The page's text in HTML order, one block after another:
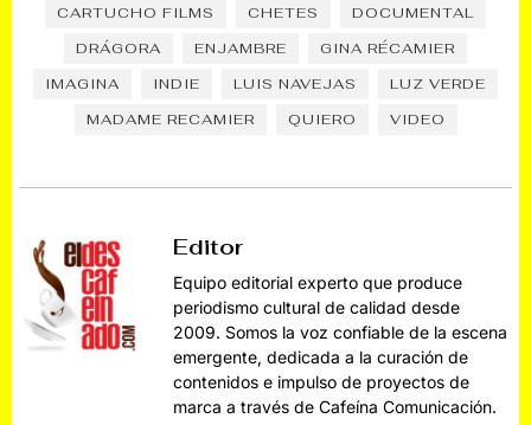
CARTUCHO FILMS CHETES
DOCUMENTAL
DRÁGORA
ENJAMBRE
GINA RÉCAMIER
IMAGINA
INDIE LUIS NAVEJAS
LUZ VERDE
MADAME RECAMIER
QUIERO VIDEO
Editor
Equipo editorial experto que produce
periodismo cultural de calidad desde
2009. Somos la voz confiable de la escena
emergente, dedicada a la curación de
contenidos e impulso de proyectos de
marca a través de Cafeína Comunicación.